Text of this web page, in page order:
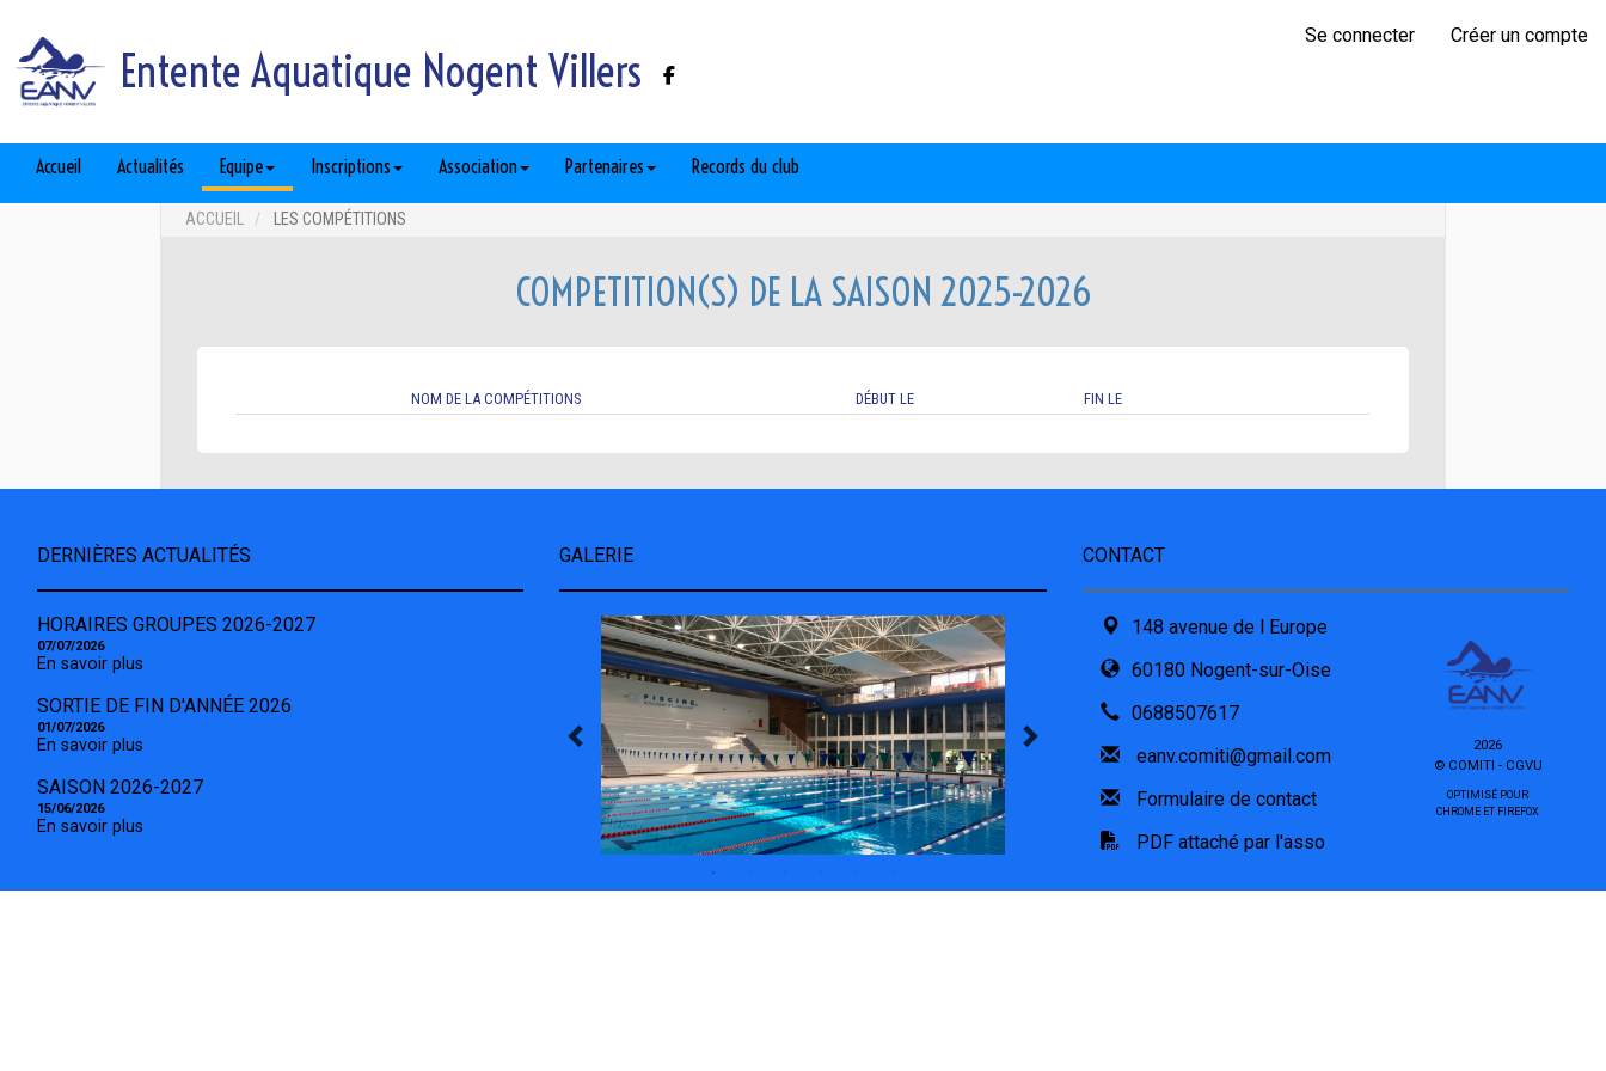
Entente Aquatique Nogent Villers
Se connecter Créer un compte
Accueil Actualités Equipe Inscriptions Association Partenaires Records du club
ACCUEIL LES COMPÉTITIONS
COMPETITION(S) DE LA SAISON 2025-2026
NOM DE LA COMPÉTITIONS DÉBUT LE FIN LE
DERNIÈRES ACTUALITÉS
HORAIRES GROUPES 2026-2027
07/07/2026
En savoir plus
SORTIE DE FIN D'ANNÉE 2026
01/07/2026
En savoir plus
SAISON 2026-2027
15/06/2026
En savoir plus
GALERIE CONTACT
148 avenue de l Europe
60180 Nogent-sur-Oise
0688507617
eanv.comiti@gmail.com
Formulaire de contact
PDF attaché par l'asso
2026
© COMITI - CGVU
OPTIMISÉ POUR
CHROME ET FIREFOX